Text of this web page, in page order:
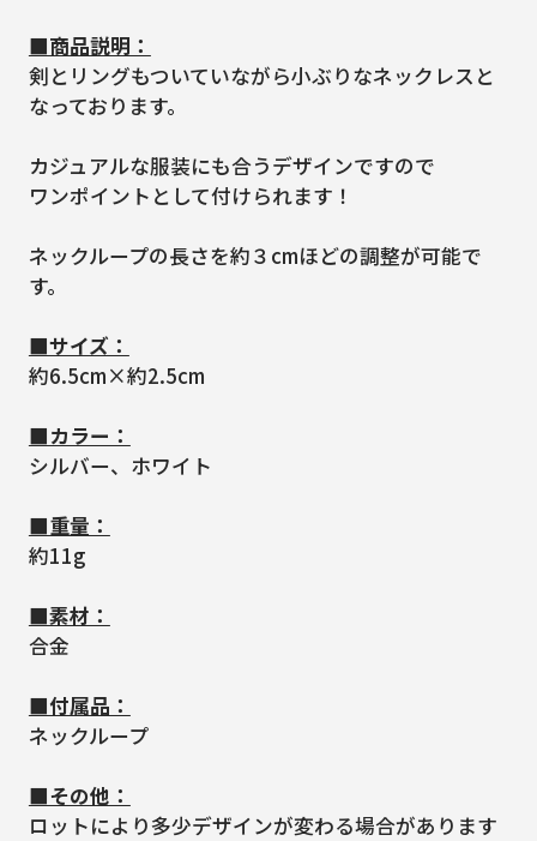
■商品説明：
剣とリングもついていながら小ぶりなネックレスと
なっております。
カジュアルな服装にも合うデザインですので
ワンポイントとして付けられます！
ネックループの長さを約３cmほどの調整が可能で
す。
■サイズ：
約6.5cm×約2.5cm
■カラー：
シルバー、ホワイト
■重量：
約11g
■素材：
合金
■付属品：
ネックループ
■その他：
ロットにより多少デザインが変わる場合があります